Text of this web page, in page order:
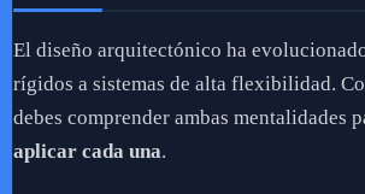
El diseño arquitectónico ha
rígidos a sistemas de alta flexibilidad.
debes comprender ambas mentalidades
aplicar cada una.